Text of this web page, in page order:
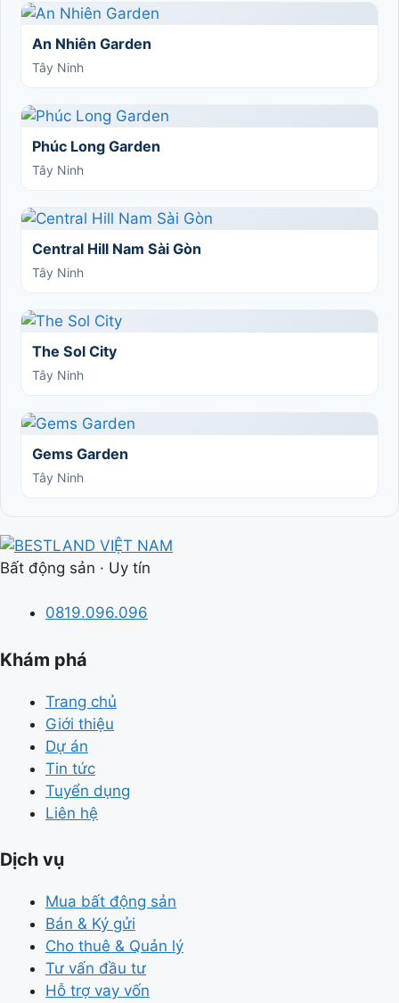
An Nhiên Garden
Tây Ninh
Phúc Long Garden
Tây Ninh
Central Hill Nam Sài Gòn
Tây Ninh
The Sol City
Tây Ninh
Gems Garden
Tây Ninh
Bất động sản · Uy tín
0819.096.096
Khám phá
Trang chủ
Giới thiệu
Dự án
Tin tức
Tuyển dụng
Liên hệ
Dịch vụ
Mua bất động sản
Bán & Ký gửi
Cho thuê & Quản lý
Tư vấn đầu tư
Hỗ trợ vay vốn